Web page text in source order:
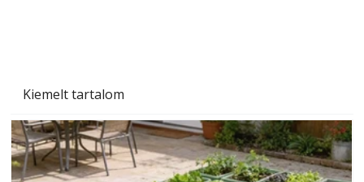
Kiemelt tartalom